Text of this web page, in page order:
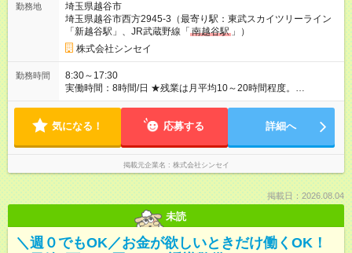
費や宿泊費はもちろん、別途「出張手当」も支給します。ご当
地グルメやお土産にも、気兼ねなくお金を使えますよ。 【試用
期間】試用期間あり 試用期間の長さ：6ヶ月 雇用形態、給与は
本採用時と同じです。
勤務地
埼玉県越谷市
埼玉県越谷市西方2945-3（最寄り駅：東武スカイツリーライン
「新越谷駅」、JR武蔵野線「 南越谷駅 」）
株式会社シンセイ
勤務時間
8:30～17:30
実働時間：8時間/日 ★残業は月平均10～20時間程度。
―――――――――――― 納期が落ち着いている時期は定時退
が、その際は平日に代休を取得可能です。しっかり稼ぎたい方
せて選べます。
気になる！ 応募する 詳細へ
掲載元企業名 株式会社シンセイ
掲載日：2026.08.04
未読
＼週０でもOK／お金が欲しいときだけ働くOK！